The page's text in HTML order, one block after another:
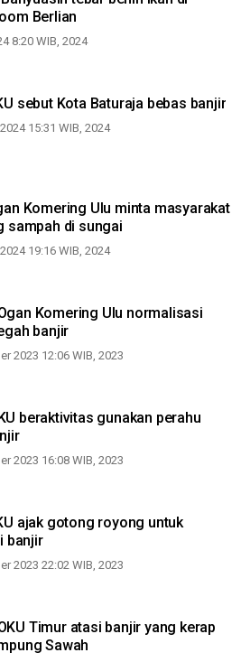
Berlian
8:20 WIB, 2024
sebut Kota Baturaja bebas banjir
15:31 WIB, 2024
Ulu minta masyarakat
sampah di sungai
19:16 WIB, 2024
Komering Ulu normalisasi
banjir
2023 12:06 WIB, 2023
beraktivitas gunakan perahu
2023 16:08 WIB, 2023
ajak gotong royong untuk
banjir
2023 22:02 WIB, 2023
Timur atasi banjir yang kerap
Sawah